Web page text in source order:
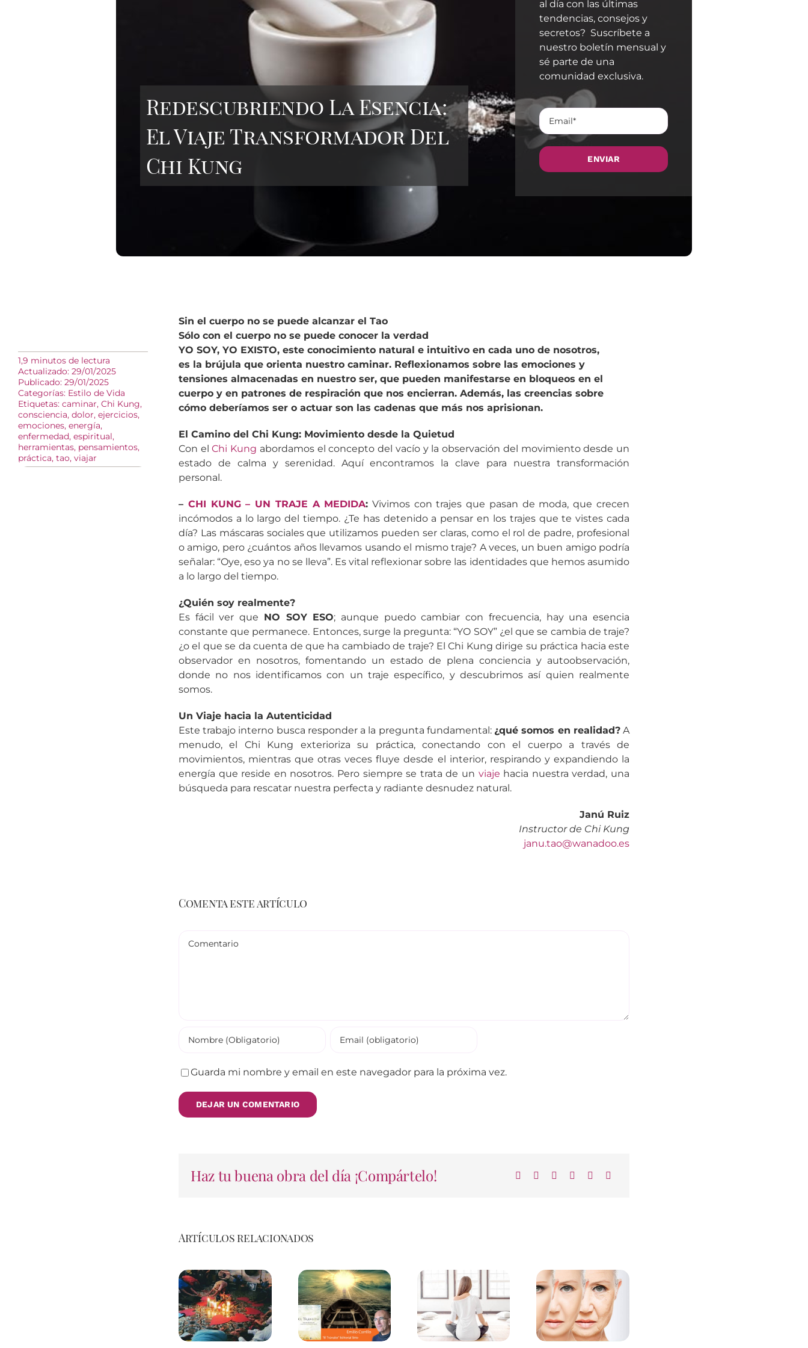
Redescubriendo La Esencia:
El Viaje Transformador Del
Chi Kung
al día con las últimas
tendencias, consejos y
secretos? Suscríbete a
nuestro boletín mensual y
sé parte de una
comunidad exclusiva.
1,9 minutos de lectura
Actualizado: 29/01/2025
Publicado: 29/01/2025
Categorías: Estilo de Vida
Etiquetas: caminar, Chi Kung,
consciencia, dolor, ejercicios,
emociones, energía,
enfermedad, espiritual,
herramientas, pensamientos,
práctica, tao, viajar
Sin el cuerpo no se puede alcanzar el Tao
Sólo con el cuerpo no se puede conocer la verdad
YO SOY, YO EXISTO, este conocimiento natural e intuitivo en cada uno de nosotros,
es la brújula que orienta nuestro caminar. Reflexionamos sobre las emociones y
tensiones almacenadas en nuestro ser, que pueden manifestarse en bloqueos en el
cuerpo y en patrones de respiración que nos encierran. Además, las creencias sobre
cómo deberíamos ser o actuar son las cadenas que más nos aprisionan.
El Camino del Chi Kung: Movimiento desde la Quietud
Con elChi Kung abordamos el concepto del vacío y la observación del movimiento desde un
estado de calma y serenidad. Aquí encontramos la clave para nuestra transformación
personal.
– CHI KUNG – UN TRAJE A MEDIDA: Vivimos con trajes que pasan de moda, que crecen
incómodos a lo largo del tiempo. ¿Te has detenido a pensar en los trajes que te vistes cada
día? Las máscaras sociales que utilizamos pueden ser claras, como el rol de padre, profesional
o amigo, pero ¿cuántos años llevamos usando el mismo traje? A veces, un buen amigo podría
señalar: “Oye, eso ya no se lleva”. Es vital reflexionar sobre las identidades que hemos asumido
a lo largo del tiempo.
¿Quién soy realmente?
Es fácil ver que NO SOY ESO; aunque puedo cambiar con frecuencia, hay una esencia
constante que permanece. Entonces, surge la pregunta: “YO SOY” ¿el que se cambia de traje?
¿o el que se da cuenta de que ha cambiado de traje? El Chi Kung dirige su práctica hacia este
observador en nosotros, fomentando un estado de plena conciencia y autoobservación,
donde no nos identificamos con un traje específico, y descubrimos así quien realmente
somos.
Un Viaje hacia la Autenticidad
Este trabajo interno busca responder a la pregunta fundamental: ¿qué somos en realidad?A
menudo, el Chi Kung exterioriza su práctica, conectando con el cuerpo a través de
movimientos, mientras que otras veces fluye desde el interior, respirando y expandiendo la
energía que reside en nosotros. Pero siempre se trata de un viaje hacia nuestra verdad, una
búsqueda para rescatar nuestra perfecta y radiante desnudez natural.
Janú Ruiz
Instructor de Chi Kung
janu.tao@wanadoo.es
Comenta este artículo
Guarda mi nombre y email en este navegador para la próxima vez.
Haz tu buena obra del día ¡Compártelo!
Artículos relacionados